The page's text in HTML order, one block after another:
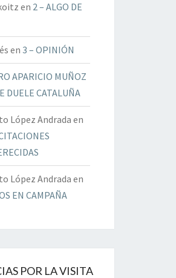
en 2 – ALGO DE
en 3 – OPINIÓN
APARICIO MUÑOZ
DUELE CATALUÑA
López Andrada en
López Andrada en
EN CAMPAÑA
POR LA VISITA